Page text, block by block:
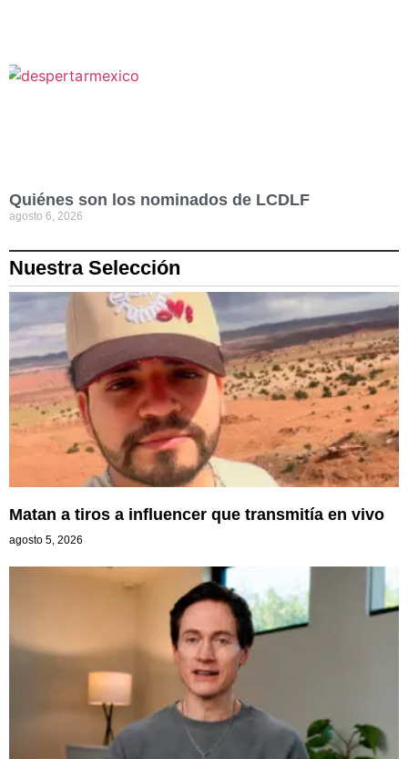
Quiénes son los nominados de LCDLF
agosto 6, 2026
Nuestra Selección
Matan a tiros a influencer que transmitía en vivo
agosto 5, 2026